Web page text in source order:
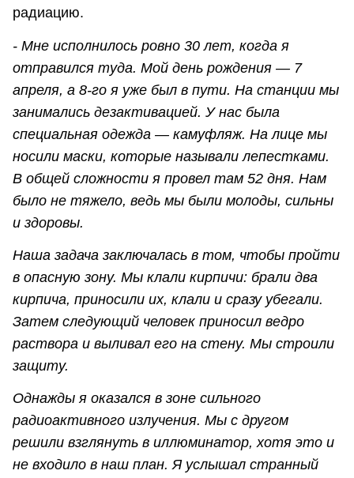
радиацию.
- Мне исполнилось ровно 30 лет, когда я
отправился туда. Мой день рождения — 7
апреля, а 8-го я уже был в пути. На станции мы
занимались дезактивацией. У нас была
специальная одежда — камуфляж. На лице мы
носили маски, которые называли лепестками.
В общей сложности я провел там 52 дня. Нам
было не тяжело, ведь мы были молоды, сильны
и здоровы.
Наша задача заключалась в том, чтобы пройти
в опасную зону. Мы клали кирпичи: брали два
кирпича, приносили их, клали и сразу убегали.
Затем следующий человек приносил ведро
раствора и выливал его на стену. Мы строили
защиту.
Однажды я оказался в зоне сильного
радиоактивного излучения. Мы с другом
решили взглянуть в иллюминатор, хотя это и
не входило в наш план. Я услышал странный